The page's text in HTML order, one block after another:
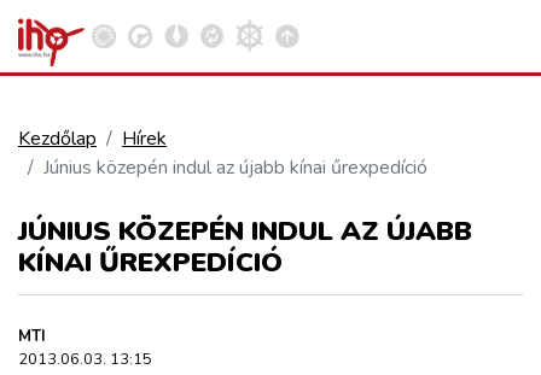
VASÚT
KÖZÚT
REPÜLÉS
Kosár megtekintése
Kezdőlap
Hírek
Június közepén indul az újabb kínai űrexpedíció
JÚNIUS KÖZEPÉN INDUL AZ ÚJABB
KÍNAI ŰREXPEDÍCIÓ
MTI
2013.06.03. 13:15